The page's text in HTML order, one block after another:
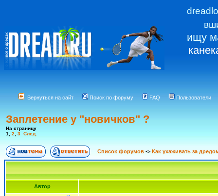
ищу
Вернуться на сайт Поиск по форуму FAQ Пользователи
Заплетение у "новичков" ?
На страницу
1
2 3 След.
Список форумов -> Как ухаживать за
Автор